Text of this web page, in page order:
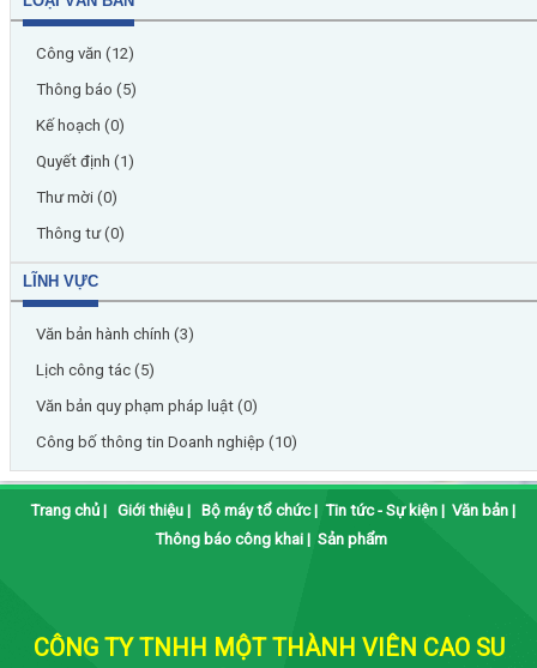
Công văn (12)
Thông báo (5)
Kế hoạch (0)
Quyết định (1)
Thư mời (0)
Thông tư (0)
LĨNH VỰC
Văn bản hành chính (3)
Lịch công tác (5)
Văn bản quy phạm pháp luật (0)
Công bố thông tin Doanh nghiệp (10)
Trang chủ| Giới thiệu| Bộ máy tổ chức| Tin tức - Sự kiện| Văn bản|
Thông báo công khai| Sản phẩm
CÔNG TY TNHH MỘT THÀNH VIÊN CAO SU